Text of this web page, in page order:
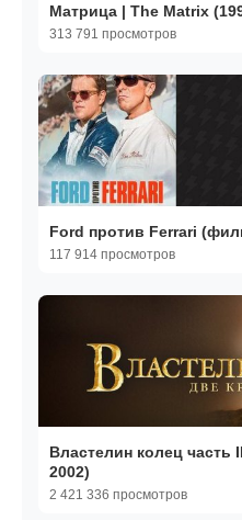
Матрица | The Matrix
313 791 просмотров
Ford против Ferrari
117 914 просмотров
Властелин колец
2002)
2 421 336 просмотров